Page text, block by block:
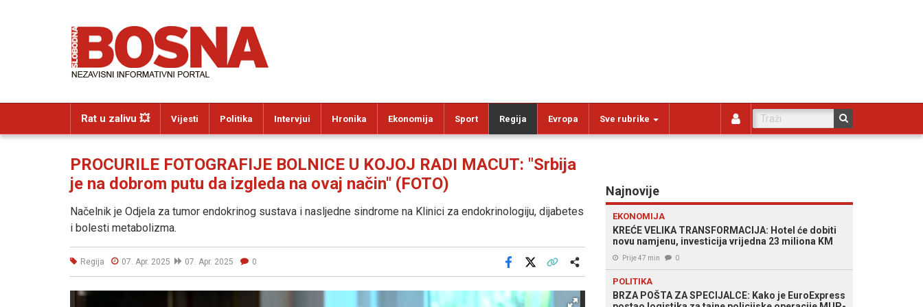
Rat u zalivu 💥 Vijesti Politika Intervjui Hronika Ekonomija Sport Regija Evropa Sve rubrike
PROCURILE FOTOGRAFIJE BOLNICE U KOJOJ RADI MACUT: "Srbija
je na dobrom putu da izgleda na ovaj način" (FOTO)
Načelnik je Odjela za tumor endokrinog sustava i nasljedne sindrome na Klinici za endokrinologiju, dijabetes
i bolesti metabolizma.
Regija 07. Apr. 2025 07. Apr. 2025 0
Facebook
Najnovije
EKONOMIJA
KREĆE VELIKA TRANSFORMACIJA: Hotel će dobiti
novu namjenu, investicija vrijedna 23 miliona KM
Prije 47 min 0
POLITIKA
BRZA POŠTA ZA SPECIJALCE: Kako je EuroExpress